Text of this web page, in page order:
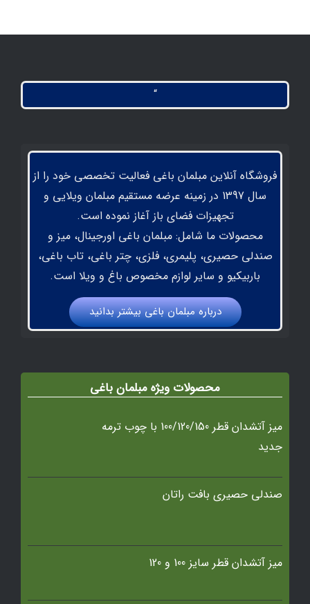
“
فروشگاه آنلاین مبلمان باغی فعالیت تخصصی خود را از
سال 1397 در زمینه عرضه مستقیم مبلمان ویلایی و
تجهیزات فضای باز آغاز نموده است.
محصولات ما شامل: مبلمان باغی اورجینال، میز و
صندلی حصیری، پلیمری، فلزی، چتر باغی، تاب باغی،
باربیکیو و سایر لوازم مخصوص باغ و ویلا است.
درباره مبلمان باغي بيشتر بدانيد
محصولات ویژه مبلمان باغی
میز آتشدان قطر 100/120/150 با چوب ترمه
جدید
صندلی حصیری بافت راتان
میز آتشدان قطر سایز 100 و 120